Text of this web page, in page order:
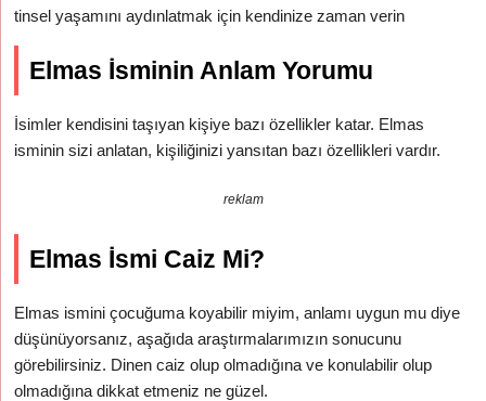
tinsel yaşamını aydınlatmak için kendinize zaman verin
Elmas İsminin Anlam Yorumu
İsimler kendisini taşıyan kişiye bazı özellikler katar. Elmas
isminin sizi anlatan, kişiliğinizi yansıtan bazı özellikleri vardır.
reklam
Elmas İsmi Caiz Mi?
Elmas ismini çocuğuma koyabilir miyim, anlamı uygun mu diye
düşünüyorsanız, aşağıda araştırmalarımızın sonucunu
görebilirsiniz. Dinen caiz olup olmadığına ve konulabilir olup
olmadığına dikkat etmeniz ne güzel.